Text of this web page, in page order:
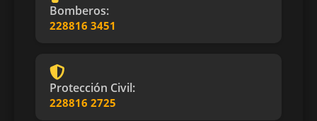
Bomberos:
228816 3451
Protección Civil:
228816 2725